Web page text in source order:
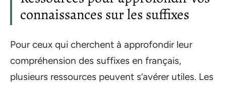
connaissances sur les suffixes
Pour ceux qui cherchent à approfondir leur
compréhension des suffixes en français,
plusieurs ressources peuvent s’avérer utiles. Les